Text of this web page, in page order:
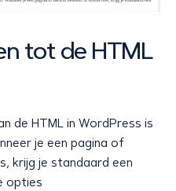
tot de HTML
de HTML in WordPress is
je een pagina of
krijg je standaard een
opties